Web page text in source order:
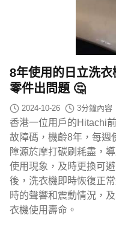
8年使用的日立洗
零件出問題 🤔
2024-10-26 3分鐘內容
香港一位用戶的Hitachi
故障碼，機齡8年，每週
障源於摩打碳刷耗盡，
使用現象，及時更換可
後，洗衣機即時恢復正
時的聲響和震動情況，
衣機使用壽命。